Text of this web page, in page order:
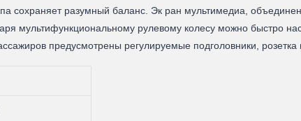
сохраняет разумный баланс. Эк ран мультимедиа,
мультифункциональному рулевому колесу можно быстро
предусмотрены регулируемые подголовники,